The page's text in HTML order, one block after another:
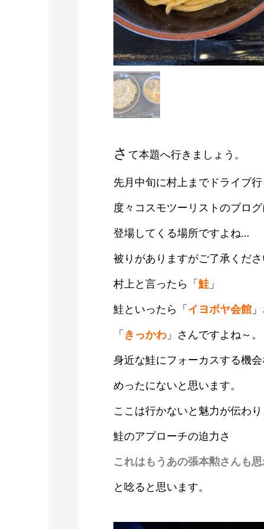
さ て本題へ行きましょう。
先月中旬に村上までドライブ行
度々コスモツーリストのブロ
登場してくる場所ですよね…
被りがありますがご了承くださ
村上と言ったら「鮭 」
鮭といったら「イヨボヤ会館
「きっかわ 」さんですよね～。
身近な鮭にフォーカスする機
めったにないと思います。
ここは行かないと魅力が伝わり
鮭のアプローチの迫力さ
これはもうあの張本勲さんも思
と唸ると思います。